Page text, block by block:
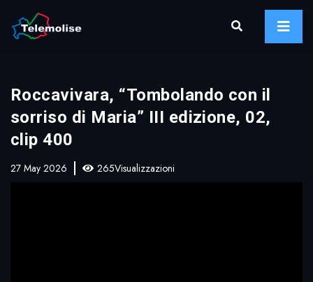
Roccavivara, “Tombolando con il
sorriso di Maria” III edizione, 02,
clip 400
27 May 2026 265Visualizzazioni